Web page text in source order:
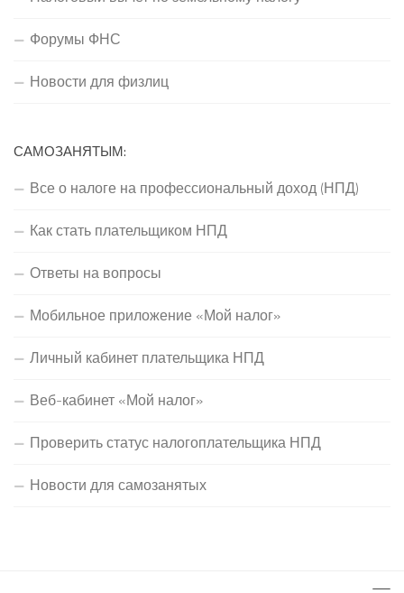
Форумы ФНС
Новости для физлиц
САМОЗАНЯТЫМ:
Все о налоге на профессиональный доход (НПД)
Как стать плательщиком НПД
Ответы на вопросы
Мобильное приложение «Мой налог»
Личный кабинет плательщика НПД
Веб-кабинет «Мой налог»
Проверить статус налогоплательщика НПД
Новости для самозанятых